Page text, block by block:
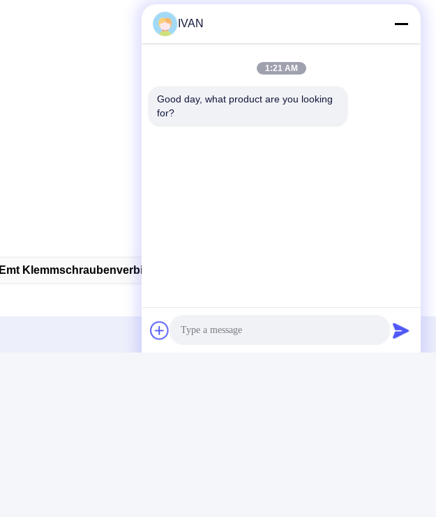
Emt Klemmschraubenverbindungsstück
IVAN
1:21 AM
Good day, what product are you looking
for?